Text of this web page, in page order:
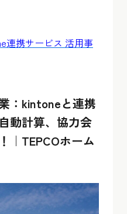
連携サービス 活用事
：kintoneと連携
動計算、協力会
｜TEPCOホーム